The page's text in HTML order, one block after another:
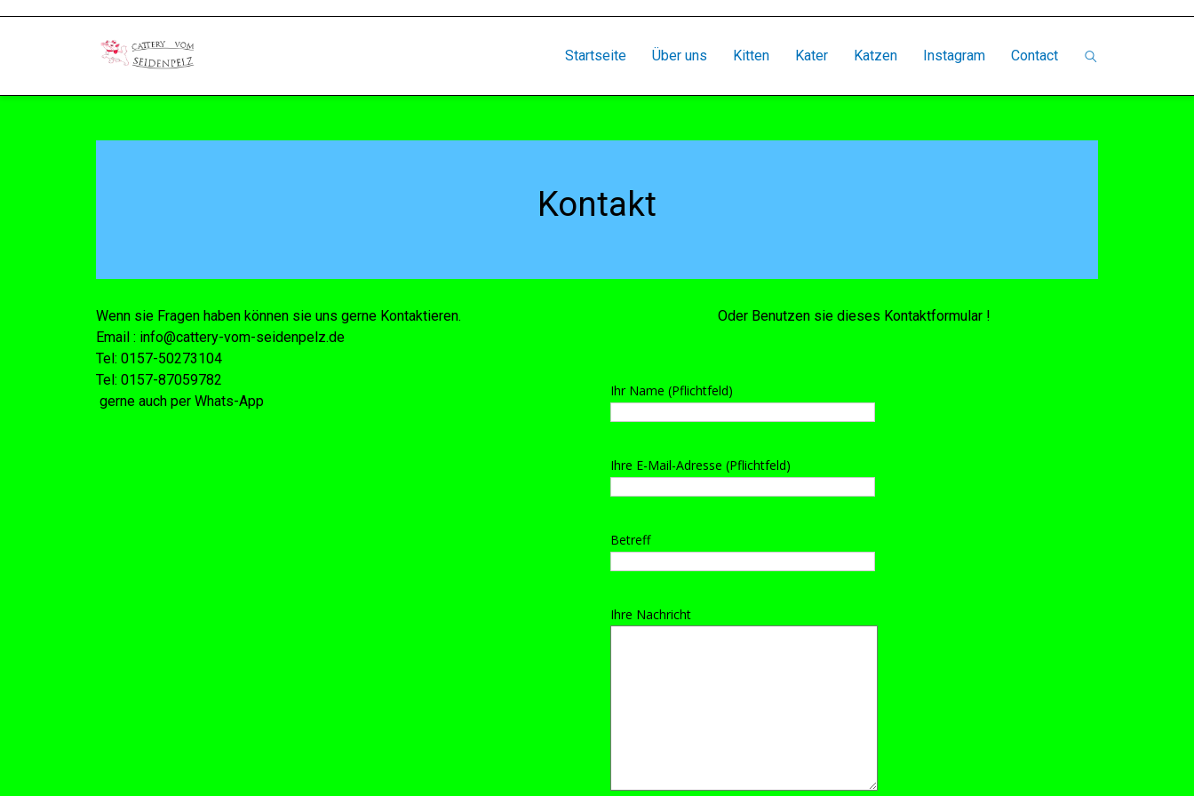
Startseite Über uns Kitten Kater Katzen Instagram Contact
Kontakt
Wenn sie Fragen haben können sie uns gerne Kontaktieren.
Email : info@cattery-vom-seidenpelz.de
Tel: 0157-50273104
Tel: 0157-87059782
gerne auch per Whats-App
Oder Benutzen sie dieses Kontaktformular !
Ihr Name (Pflichtfeld)
Ihre E-Mail-Adresse (Pflichtfeld)
Betreff
Ihre Nachricht